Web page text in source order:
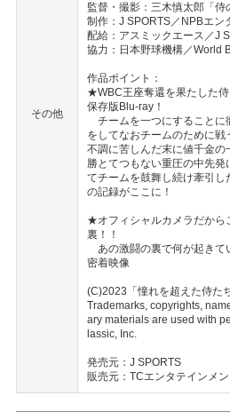
その他
監督・撮影：三木慎太郎「侍
制作：J SPORTS／NPBエン
配給：アスミックエース／J
協力：日本野球機構／World
作品ポイント：
★WBC王座奪還を果たした
保存版Blu-ray！
チームを一つにすることに
をしてなおチームのために戦
不調に苦しんだ末に値千金
勝とてつもない重圧の中先
てチームを鼓舞し続け牽引
の記録がここに！
★オフィシャルカメラだから
裏！！
あの激闘の裏で何が起きて
密着映像
(C)2023「憧れを超えた侍た
Trademarks, copyrights,
ary materials are used with
lassic, Inc.
発売元：J SPORTS
販売元：TCエンタテインメン